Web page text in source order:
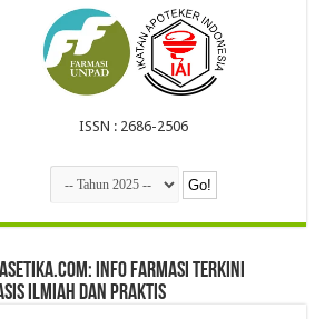
ISSN : 2686-2506
Info Farmasi Terkini
Ilmiah dan Praktis